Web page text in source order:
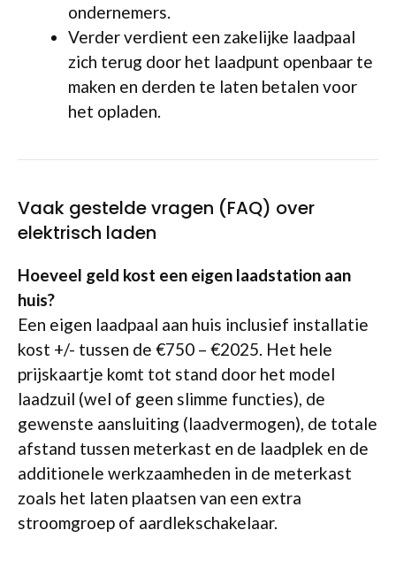
ondernemers.
Verder verdient een zakelijke laadpaal
zich terug door het laadpunt openbaar te
maken en derden te laten betalen voor
het opladen.
Vaak gestelde vragen (FAQ) over
elektrisch laden
Hoeveel geld kost een eigen laadstation aan
huis?
Een eigen laadpaal aan huis inclusief installatie
kost +/- tussen de €750 – €2025. Het hele
prijskaartje komt tot stand door het model
laadzuil (wel of geen slimme functies), de
gewenste aansluiting (laadvermogen), de totale
afstand tussen meterkast en de laadplek en de
additionele werkzaamheden in de meterkast
zoals het laten plaatsen van een extra
stroomgroep of aardlekschakelaar.